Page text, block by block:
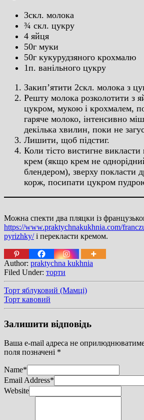
3скл. молока
¾ скл. цукру
4 яйця
50г муки
50г кукурудзяного крохмалю
1п. ванільного цукру
Закип’ятити 2скл. молока з
Решту молока розколотити з
цукром, мукою і крохмалем,
гаряче молоко, інтенсивно
декілька хвилин, поки не
Лишити, щоб підстиг.
Коли тісто вистигне
крем (якщо крем не
блендером), зверху покласти
корж, посипати цукром
Можна спекти два пляцки із
https://www.praktychnakukhnia.com/
pyrizhky/і перекласти кремом.
Author: praktychna kukhnia
Filed Under: торти
Торт яблуковий (Мамці)
Торт кавовий
Залишити відповідь
Ваша e-mail адреса не
поля позначені *
Name*
Email Address*
Website